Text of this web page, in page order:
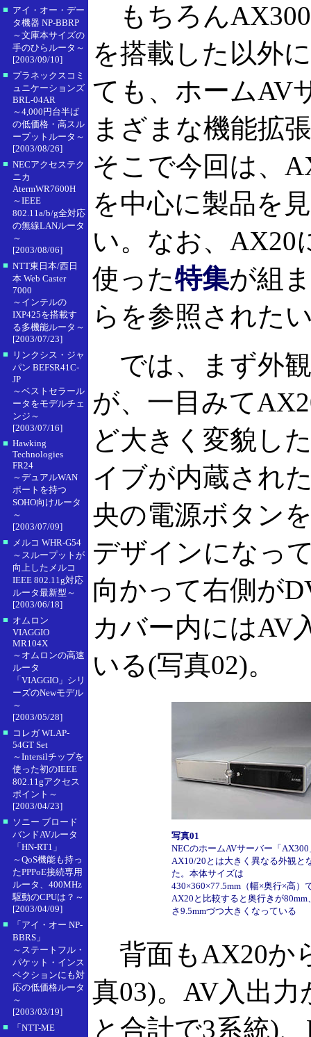
■ アイ・オー・デー
タ機器 NP-BBRP
～文庫本サイズの
手のひらルータ～
[2003/09/10]
■ プラネックスコミ
ュニケーションズ
BRL-04AR
～4,000円台半ば
の低価格・高スル
ープットルータ～
[2003/08/26]
■ NECアクセステク
ニカ
AtermWR7600H
～IEEE
802.11a/b/g全対応
の無線LANルータ
～
[2003/08/06]
■ NTT東日本/西日
本 Web Caster
7000
～インテルの
IXP425を搭載す
る多機能ルータ～
[2003/07/23]
■
リンクシス・ジャ
パン BEFSR41C-
JP
～ベストセラール
ータをモデルチェ
ンジ～
[2003/07/16]
■ Hawking
Technologies
FR24
～デュアルWAN
ポートを持つ
SOHO向けルータ
～
[2003/07/09]
■ メルコ WHR-G54
～スループットが
向上したメルコ
IEEE 802.11g対応
ルータ最新型～
[2003/06/18]
■ オムロン
VIAGGIO
MR104X
～オムロンの高速
ルータ
「VIAGGIO」シリ
ーズのNewモデル
～
[2003/05/28]
■ コレガ WLAP-
54GT Set
～Intersilチップを
使った初のIEEE
802.11gアクセス
ポイント～
[2003/04/23]
■ ソニー ブロード
バンドAVルータ
「HN-RT1」
～QoS機能も持っ
たPPPoE接続専用
ルータ、400MHz
駆動のCPUは？～
[2003/04/09]
■
「アイ・オー NP-
BBRS」
～ステートフル・
パケット・インス
ペクションにも対
応の低価格ルータ
～
[2003/03/19]
■
「NTT-ME
もちろん
を搭載した以外
ても、ホームAV
まざまな機能拡
そこで今回は、
を中心に製品を
い。なお、AX20
使った特集が組
らを参照された
では、まず外
が、一目みて
ど大きく変貌し
イブが内蔵され
央の電源ボタン
デザインになっ
向かって右側が
カバー内にはAV
いる(写真02)。
写真01
NECのホームAVサーバー「AX300
AX10/20とは大きく異なる外観と
た。本体サイズは
430×360×77.5mm（幅×奥行×高）
AX20と比較すると奥行きが80mm
さ9.5mmづつ大きくなっている
背面もAX20か
真03)。AV入出
と合計で3系統)